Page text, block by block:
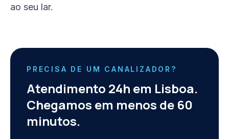
ao seu lar.
PRECISA DE UM CANALIZADOR?
Atendimento 24h em Lisboa.
Chegamos em menos de 60
minutos.